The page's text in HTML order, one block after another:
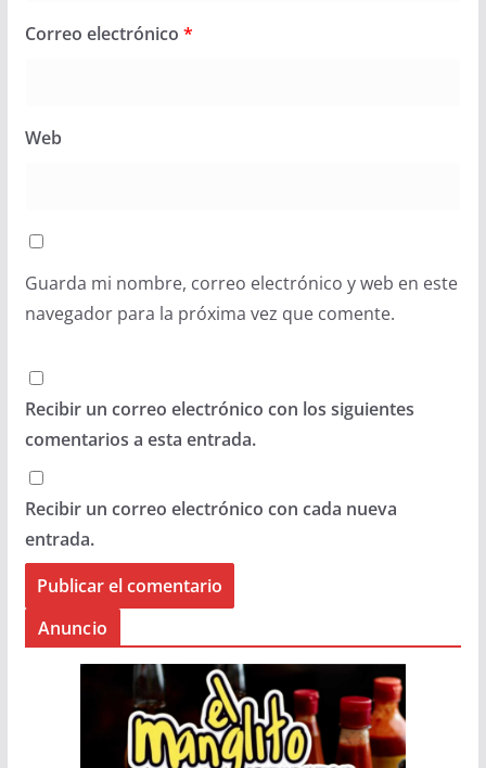
Correo electrónico *
Web
Guarda mi nombre, correo electrónico y web en este
navegador para la próxima vez que comente.
Recibir un correo electrónico con los siguientes
comentarios a esta entrada.
Recibir un correo electrónico con cada nueva
entrada.
Anuncio